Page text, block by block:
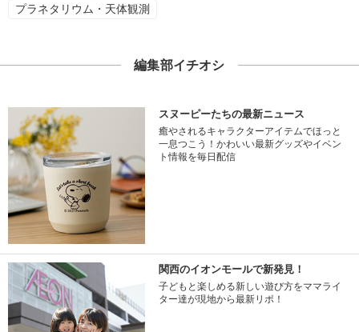
プラネタリウム・天体観測
編集部イチオシ
スヌーピーたちの最新ニュース
癒やされるキャラクターアイテムでほっと
一息つこう！かわいい最新グッズやイベン
ト情報を毎日配信
関西のイオンモールで新発見！
子どもと楽しめる新しい遊び方をママライ
ター達が現地から最新リポ！